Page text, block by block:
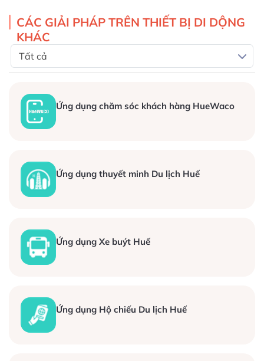
CÁC GIẢI PHÁP TRÊN THIẾT BỊ DI DỘNG
KHÁC
Tất cả
Ứng dụng chăm sóc khách hàng HueWaco
Ứng dụng thuyết minh Du lịch Huế
Ứng dụng Xe buýt Huế
Ứng dụng Hộ chiếu Du lịch Huế